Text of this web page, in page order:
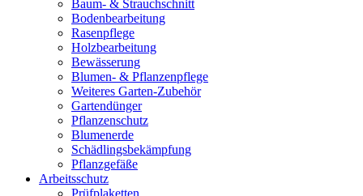
Baum- & Strauchschnitt
Bodenbearbeitung
Rasenpflege
Holzbearbeitung
Bewässerung
Blumen- & Pflanzenpflege
Weiteres Garten-Zubehör
Gartendünger
Pflanzenschutz
Blumenerde
Schädlingsbekämpfung
Pflanzgefäße
Arbeitsschutz
Prüfplaketten